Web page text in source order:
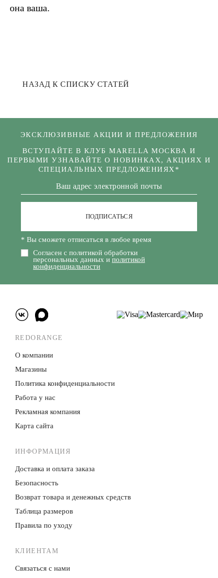
она ваша.
НАЗАД К СПИСКУ СТАТЕЙ
ЭКСКЛЮЗИВНЫЕ АКЦИИ И ПРЕДЛОЖЕНИЯ
ВСТУПАЙТЕ В КЛУБ MARELLA МОСКВА И
ПЕРВЫМИ УЗНАВАЙТЕ О НОВИНКАХ, АКЦИЯХ И
СПЕЦИАЛЬНЫХ ПРЕДЛОЖЕНИЯХ*
ПОДПИСАТЬСЯ
Согласен с политикой обработки
персональных данных и политикой
конфиденциальности
* Вы сможете отписаться в любое время
REDORANGE
О компании
Магазины
Политика конфиденци­альности
Работа у нас
Рекламная компания
Карта сайта
ИНФОРМАЦИЯ
Доставка и оплата заказа
Безопасность
Возврат товара и денежных средств
Таблица размеров
Правила по уходу
КЛИЕНТАМ
Связаться с нами